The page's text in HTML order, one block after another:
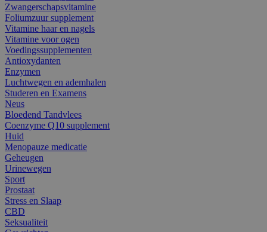
Zwangerschapsvitamine
Foliumzuur supplement
Vitamine haar en nagels
Vitamine voor ogen
Voedingssupplementen
Antioxydanten
Enzymen
Luchtwegen en ademhalen
Studeren en Examens
Neus
Bloedend Tandvlees
Coenzyme Q10 supplement
Huid
Menopauze medicatie
Geheugen
Urinewegen
Sport
Prostaat
Stress en Slaap
CBD
Seksualiteit